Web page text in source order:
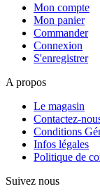
Mon compte
Mon panier
Commander
Connexion
S'enregistrer
A propos
Le magasin
Contactez-
Conditions
Infos légales
Politique de
Suivez nous